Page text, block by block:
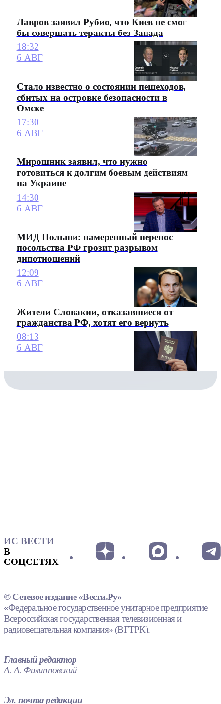
Лавров заявил Рубио, что Киев не смог
бы совершать теракты без Запада
18:32
6 АВГ
Стало известно о состоянии пешеходов,
сбитых на островке безопасности в
Омске
17:30
6 АВГ
Мирошник заявил, что нужно
готовиться к долгим боевым действиям
на Украине
14:30
6 АВГ
МИД Польши: намеренный перенос
посольства РФ грозит разрывом
дипотношений
12:09
6 АВГ
Жители Словакии, отказавшиеся от
гражданства РФ, хотят его вернуть
08:13
6 АВГ
ИС ВЕСТИ
В
СОЦСЕТЯХ
© Сетевое издание «Вести.Ру»
«Федеральное государственное унитарное предприятие
Всероссийская государственная телевизионная и
радиовещательная компания» (ВГТРК).
Главный редактор
А. А. Филипповский
Эл. почта редакции